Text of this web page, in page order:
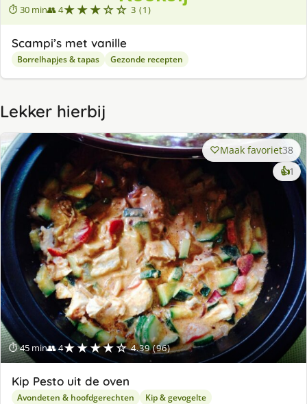
⏱ 30 min👥 4★★★☆☆ 3 (1)
Scampi’s met vanille
Borrelhapjes & tapas Gezonde recepten
Lekker hierbij
⏱ 45 min👥 4★★★★☆ 4.39 (96)
Maak favoriet38
👍1
Kip Pesto uit de oven
Avondeten & hoofdgerechten Kip & gevogelte